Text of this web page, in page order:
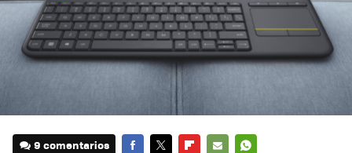
9 comentarios